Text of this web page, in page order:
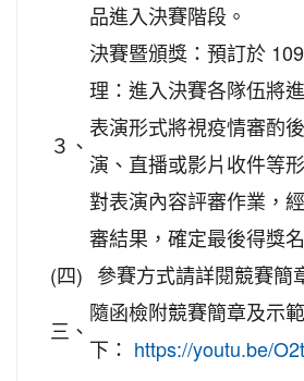
品進入決賽階段。
３、
決賽暨頒獎：預訂於
理：進入決賽各隊伍將
表演形式將視疫情審酌
演、直播或影片收件等
對表演內容評審作業，
審結果，確定最後得獎
(四) 參賽方式請詳閱競賽簡
三、
隨函檢附競賽簡章及示
下：
https://youtu.be/